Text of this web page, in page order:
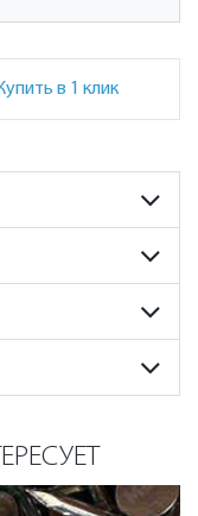
Купить в 1 клик